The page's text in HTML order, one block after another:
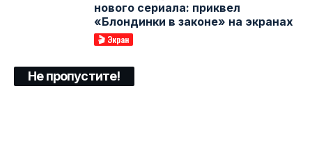
нового сериала: приквел
«Блондинки в законе» на экранах
🎬 Экран
Не пропустите!